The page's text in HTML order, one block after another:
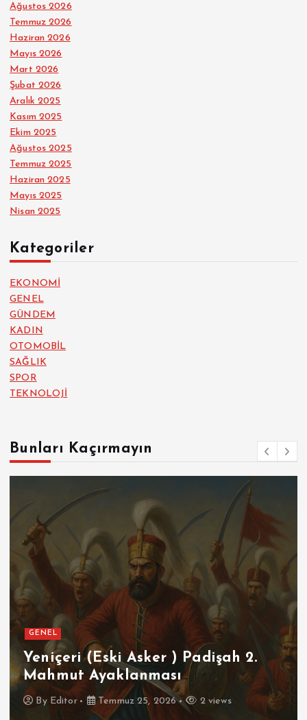
Ağustos 2026
Temmuz 2026
Haziran 2026
Mayıs 2026
Mart 2026
Şubat 2026
Aralık 2025
Kasım 2025
Ekim 2025
Ağustos 2025
Temmuz 2025
Haziran 2025
Mayıs 2025
Nisan 2025
Kategoriler
EKONOMİ
GENEL
GÜNDEM
KADIN
OTOMOBİL
SAĞLIK
SPOR
TEKNOLOJİ
Bunları Kaçırmayın
GENEL
Yeniçeri (Eski Asker ) Padişah 2.
Mahmut Ayaklanması
By Editor Temmuz 25, 2026 2 views